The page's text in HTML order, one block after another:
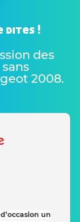
dites !
des
2008.
un